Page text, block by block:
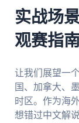
实战场
观赛指南
让我们展望一
国、加拿大、
时区。作为海
想错过中文解